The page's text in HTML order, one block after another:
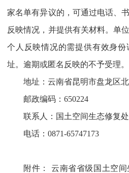
家名单有异议的，可通过电话、
反映情况，并提供有关材料。单
个人反映情况的需提供有效身
址。逾期或匿名反映的不予受理。
地址：云南省昆明市盘龙区北
邮政编码：650224
联系人：国土空间生态修复
电话：0871-65747173
附件：
云南省省级国土空